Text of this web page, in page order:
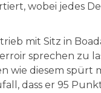
wobei jedes
mit Sitz in
sprechen zu
wie diesem
dass er 95